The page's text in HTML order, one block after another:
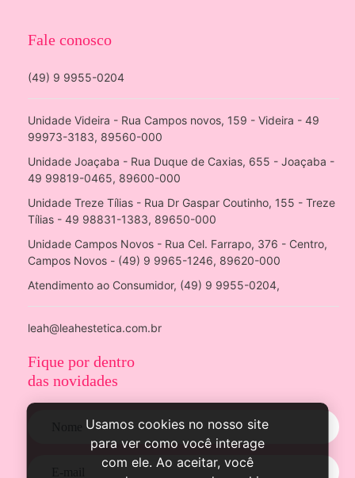
Fale conosco
(49) 9 9955-0204
Unidade Videira - Rua Campos novos, 159 - Videira - 49
99973-3183, 89560-000
Unidade Joaçaba - Rua Duque de Caxias, 655 - Joaçaba -
49 99819-0465, 89600-000
Unidade Treze Tílias - Rua Dr Gaspar Coutinho, 155 - Treze
Tílias - 49 98831-1383, 89650-000
Unidade Campos Novos - Rua Cel. Farrapo, 376 - Centro,
Campos Novos - (49) 9 9965-1246, 89620-000
Atendimento ao Consumidor, (49) 9 9955-0204,
leah@leahestetica.com.br
Fique por dentro
das novidades
Usamos cookies no nosso site
para ver como você interage
com ele. Ao aceitar, você